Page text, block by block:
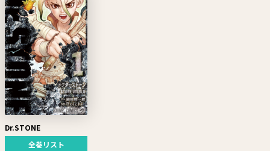
Dr.STONE
全巻リスト